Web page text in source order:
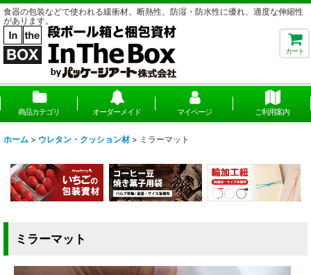
食器の包装などで使われる緩衝材。断熱性、防湿・防水性に優れ、適度な伸縮性
があります。
カート
商品カテゴリ オーダーメイド マイページ ご利用案内
ホーム > ウレタン・クッション材 > ミラーマット
ミラーマット